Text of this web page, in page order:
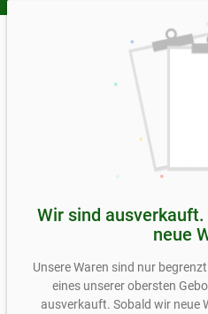
dieser
Wir sind
neue
Unsere Waren sind nur
eines unserer obersten
ausverkauft. Sobald wir neue